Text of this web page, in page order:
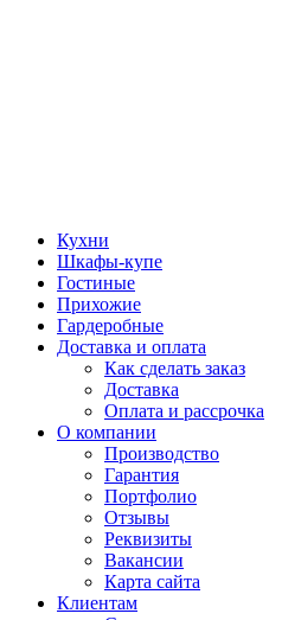
Кухни
Шкафы-купе
Гостиные
Прихожие
Гардеробные
Доставка и оплата
Как сделать заказ
Доставка
Оплата и рассрочка
О компании
Производство
Гарантия
Портфолио
Отзывы
Реквизиты
Вакансии
Карта сайта
Клиентам